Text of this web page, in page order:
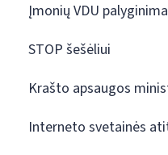
Įmonių VDU
STOP šešėliui
Krašto apsaugos
Interneto svetainės